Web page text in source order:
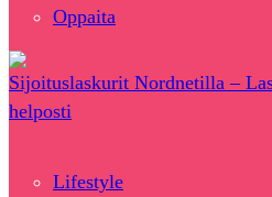
Oppaita
Sijoituslaskurit Nordnetilla –
helposti
Lifestyle